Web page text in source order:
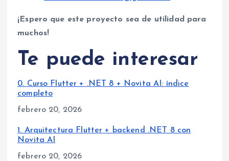
¡Espero que este proyecto sea de utilidad para
muchos!
Te puede interesar
0. Curso Flutter + .NET 8 + Novita AI: índice
completo
Fecha
febrero 20, 2026
1. Arquitectura Flutter + backend .NET 8 con
Novita AI
Fecha
febrero 20, 2026